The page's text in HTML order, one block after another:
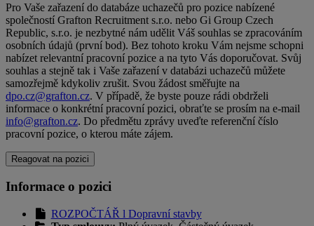
Pro Vaše zařazení do databáze uchazečů pro pozice nabízené
společností Grafton Recruitment s.r.o. nebo Gi Group Czech
Republic, s.r.o. je nezbytné nám udělit Váš souhlas se zpracováním
osobních údajů (první bod). Bez tohoto kroku Vám nejsme schopni
nabízet relevantní pracovní pozice a na tyto Vás doporučovat. Svůj
souhlas a stejně tak i Vaše zařazení v databázi uchazečů můžete
samozřejmě kdykoliv zrušit. Svou žádost směřujte na
dpo.cz@grafton.cz. V případě, že byste pouze rádi obdrželi
informace o konkrétní pracovní pozici, obraťte se prosím na e-mail
info@grafton.cz. Do předmětu zprávy uveďte referenční číslo
pracovní pozice, o kterou máte zájem.
Informace o pozici
ROZPOČTÁŘ l Dopravní stavby